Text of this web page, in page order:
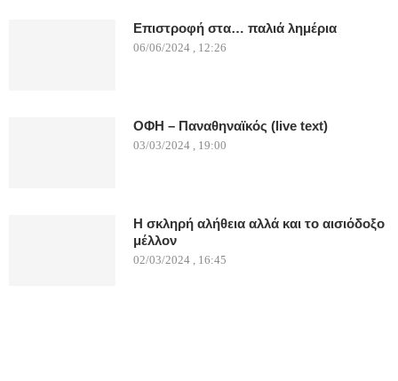
Επιστροφή στα… παλιά λημέρια
06/06/2024 , 12:26
ΟΦΗ – Παναθηναϊκός (live text)
03/03/2024 , 19:00
Η σκληρή αλήθεια αλλά και το αισιόδοξο
μέλλον
02/03/2024 , 16:45